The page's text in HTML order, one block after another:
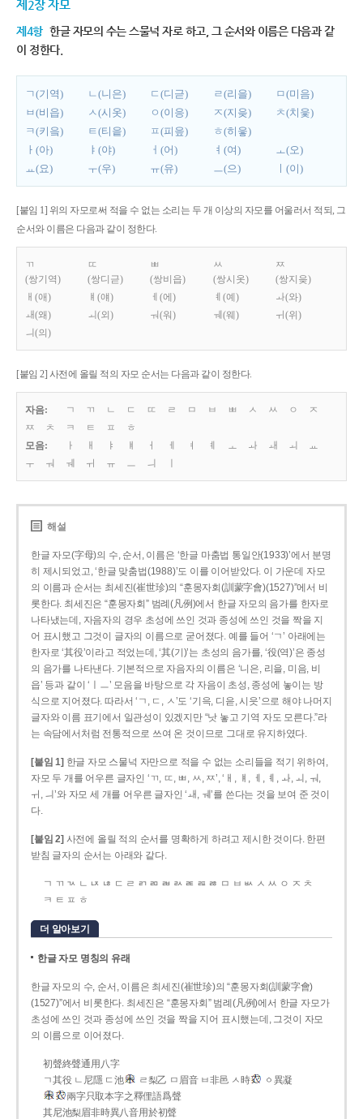
제2장 자모
제4항 한글 자모의 수는 스물넉 자로 하고, 그 순서와 이름은 다음과 같
이 정한다.
ㄱ(기역) ㄴ(니은) ㄷ(디귿) ㄹ(리을)
ㅁ(미음)
ㅂ(비읍)
ㅅ(시옷) ㅇ(이응) ㅈ(지읒)
ㅊ(치읓)
ㅋ(키읔)
ㅌ(티읕) ㅍ(피읖)
ㅎ(히읗)
ㅏ(아)
ㅑ(야) ㅓ(어) ㅕ(여)
ㅗ(오)
ㅛ(요)
ㅜ(우) ㅠ(유) ㅡ(으) ㅣ(이)
[붙임 1] 위의 자모로써 적을 수 없는 소리는 두 개 이상의 자모를 어울러서 적되, 그
순서와 이름은 다음과 같이 정한다.
ㄲ
(쌍기역)
ㄸ
(쌍디귿)
ㅃ
(쌍비읍)
ㅆ
(쌍시옷)
ㅉ
(쌍지읒)
ㅐ(애)
ㅒ(얘) ㅔ(에) ㅖ(예)
ㅘ(와)
ㅙ(왜)
ㅚ(외) ㅝ(워) ㅞ(웨)
ㅟ(위)
ㅢ(의)
[붙임 2] 사전에 올릴 적의 자모 순서는 다음과 같이 정한다.
자음: ㄱ ㄲ ㄴ ㄷ ㄸ ㄹ ㅁ ㅂ ㅃ ㅅ ㅆ ㅇ
ㅈ
ㅉ
ㅊ ㅋ ㅌ ㅍ
ㅎ
모음:
ㅏ ㅐ ㅑ ㅒ ㅓ ㅔ ㅕ ㅖ ㅗ ㅘ ㅙ ㅚ
ㅛ
ㅜ
ㅝ ㅞ ㅟ ㅠ ㅡ ㅢ
해설
한글 자모(字母)의 수, 순서, 이름은 ‘한글 마춤법 통일안(1933)’에서 분명
히 제시되었고, ‘한글 맞춤법(1988)’도 이를 이어받았다. 이 가운데 자모
의 이름과 순서는 최세진(崔世珍)의 “훈몽자회(訓蒙字會)(1527)”에서 비
롯한다. 최세진은 “훈몽자회” 범례(凡例)에서 한글 자모의 음가를 한자로
나타냈는데, 자음자의 경우 초성에 쓰인 것과 종성에 쓰인 것을 짝을 지
어 표시했고 그것이 글자의 이름으로 굳어졌다. 예를 들어 ‘ㄱ’ 아래에는
한자로 ‘其役’이라고 적었는데, ‘其(기)’는 초성의 음가를, ‘役(역)’은 종성
의 음가를 나타낸다. 기본적으로 자음자의 이름은 ‘니은, 리을, 미음, 비
읍’ 등과 같이 ‘ㅣㅡ’ 모음을 바탕으로 각 자음이 초성, 종성에 놓이는 방
식으로 지어졌다. 따라서 ‘ㄱ, ㄷ, ㅅ’도 ‘기윽, 디읃, 시읏’으로 해야 나머지
글자와 이름 표기에서 일관성이 있겠지만 “낫 놓고 기역 자도 모른다.”라
는 속담에서처럼 전통적으로 쓰여 온 것이므로 그대로 유지하였다.
[붙임 1] 한글 자모 스물넉 자만으로 적을 수 없는 소리들을 적기 위하여,
자모 두 개를 어우른 글자인 ‘ㄲ, ㄸ, ㅃ, ㅆ, ㅉ’, ‘ㅐ, ㅒ, ㅔ, ㅖ, ㅘ, ㅚ, ㅝ,
ㅟ, ㅢ’와 자모 세 개를 어우른 글자인 ‘ㅙ, ㅞ’를 쓴다는 것을 보여 준 것이
다.
[붙임 2] 사전에 올릴 적의 순서를 명확하게 하려고 제시한 것이다. 한편
받침 글자의 순서는 아래와 같다.
ㄱ ㄲ ㄳ ㄴ ㄵ ㄶ ㄷ ㄹ ㄺ ㄻ ㄼ ㄽ ㄾ ㄿ ㅀ ㅁ ㅂ ㅄ ㅅ ㅆ ㅇ ㅈ ㅊ
ㅋ ㅌ ㅍ ㅎ
더 알아보기
한글 자모 명칭의 유래
한글 자모의 수, 순서, 이름은 최세진(崔世珍)의 “훈몽자회(訓蒙字會)
(1527)”에서 비롯한다. 최세진은 “훈몽자회” 범례(凡例)에서 한글 자모가
초성에 쓰인 것과 종성에 쓰인 것을 짝을 지어 표시했는데, 그것이 자모
의 이름으로 이어졌다.
初聲終聲通用八字
ㄱ其役 ㄴ尼隱 ㄷ池
ㄹ梨乙 ㅁ眉音 ㅂ非邑 ㅅ時
ㆁ異凝
兩字只取本字之釋俚語爲聲
其尼池梨眉非時異八音用於初聲